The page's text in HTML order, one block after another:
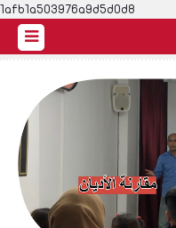
1afb1a503976a9d5d0d8